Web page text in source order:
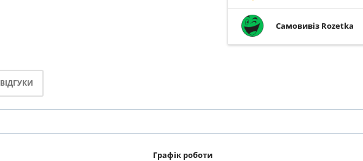
Самовивіз Rozetka
ВІДГУКИ
Графік роботи